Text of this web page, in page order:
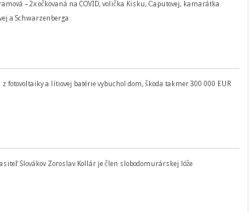
– 2x očkovaná na COVID, volička Kisku, Čaputovej, kamarátka
a Schwarzenberga
z fotovoltaiky a lítiovej batérie vybuchol dom, škoda takmer 300 000 EUR
Slovákov Zoroslav Kollár je člen slobodomurárskej lóže